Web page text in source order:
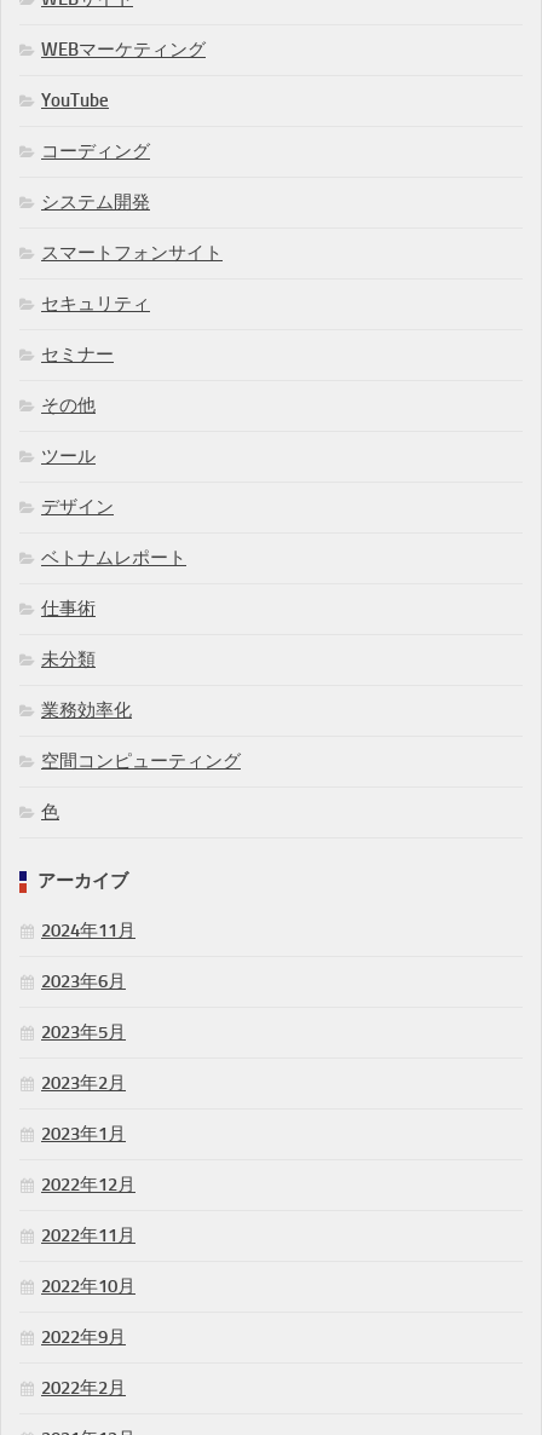
WEBマーケティング
YouTube
コーディング
システム開発
スマートフォンサイト
セキュリティ
セミナー
その他
ツール
デザイン
ベトナムレポート
仕事術
未分類
業務効率化
空間コンピューティング
色
アーカイブ
2024年11月
2023年6月
2023年5月
2023年2月
2023年1月
2022年12月
2022年11月
2022年10月
2022年9月
2022年2月